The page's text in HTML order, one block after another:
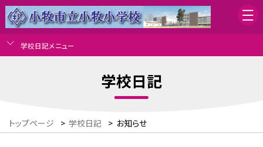
学校日記メニュー
学校日記
トップページ > 学校日記 > お知らせ